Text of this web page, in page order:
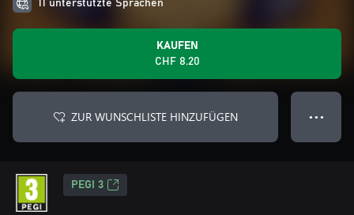
11 unterstützte Sprachen
KAUFEN
CHF 8.20
ZUR WUNSCHLISTE HINZUFÜGEN ● ● ●
PEGI 3